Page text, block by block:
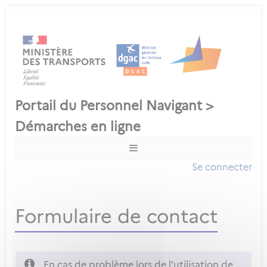
Se connecter
Formulaire de contact